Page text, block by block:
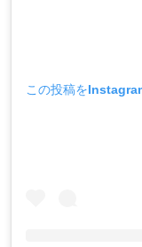
この投稿を